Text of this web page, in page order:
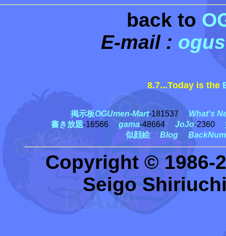
back to
E-mail :
8.7...Today is the
掲示板OGUmen-Mart-181537What's
書き放題-16566 gama-48664 JoJo-2360
似顔絵
Blog
Copyright © 1986-
Seigo